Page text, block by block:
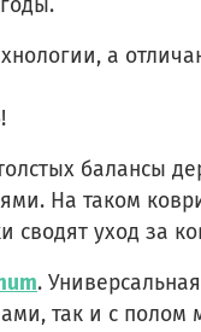
а
балансы
На таком
сводят уход за
.
так и с